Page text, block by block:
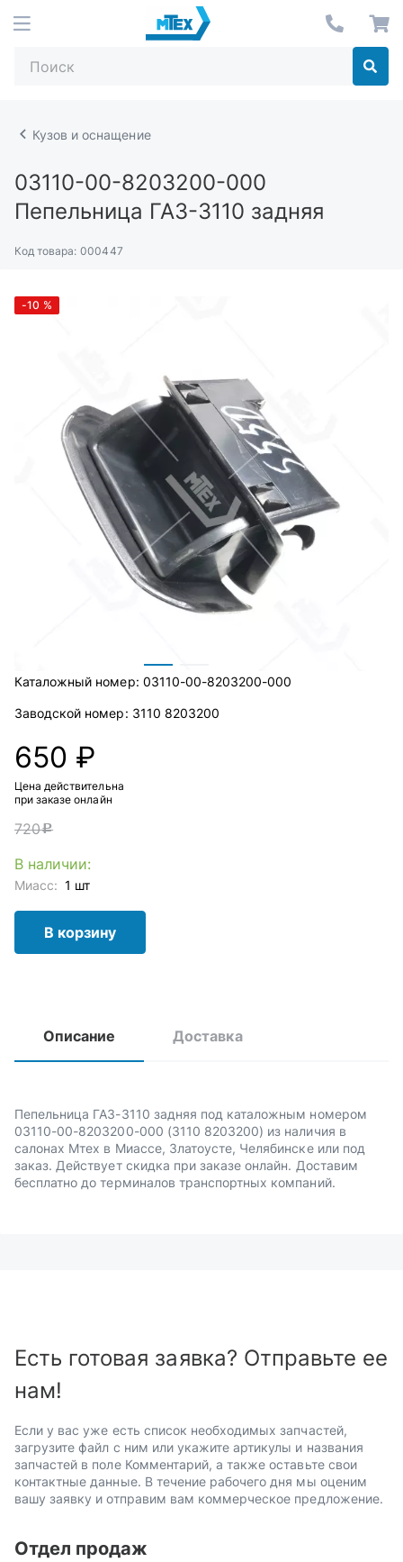
Кузов и оснащение
03110-00-8203200-000
Пепельница ГАЗ-3110 задняя
Код товара: 000447
-10 %
Каталожный номер: 03110-00-8203200-000
Заводской номер: 3110 8203200
650 ₽
Цена действительна
при заказе онлайн
720c
В наличии:
Миасс: 1 шт
В корзину
Описание Доставка
Пепельница ГАЗ-3110 задняя под каталожным номером
03110-00-8203200-000 (3110 8203200) из наличия в
салонах Мтех в Миассе, Златоусте, Челябинске или под
заказ. Действует скидка при заказе онлайн. Доставим
бесплатно до терминалов транспортных компаний.
Есть готовая заявка? Отправьте ее
нам!
Если у вас уже есть список необходимых запчастей,
загрузите файл с ним или укажите артикулы и названия
запчастей в поле Комментарий, а также оставьте свои
контактные данные. В течение рабочего дня мы оценим
вашу заявку и отправим вам коммерческое предложение.
Отдел продаж